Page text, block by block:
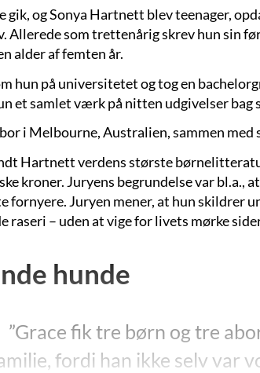
gik, og Sonya Hartnett blev teenager,
Allerede som trettenårig skrev hun sin
alder af femten år.
hun på universitetet og tog en
et samlet værk på nitten udgivelser bag
i Melbourne, Australien, sammen med
Hartnett verdens største
kroner. Juryens begrundelse var bl.a.,
fornyere. Juryen mener, at hun skildrer
raseri – uden at vige for livets mørke
hunde
”Grace fik tre børn og tre
fordi han ikke selv var